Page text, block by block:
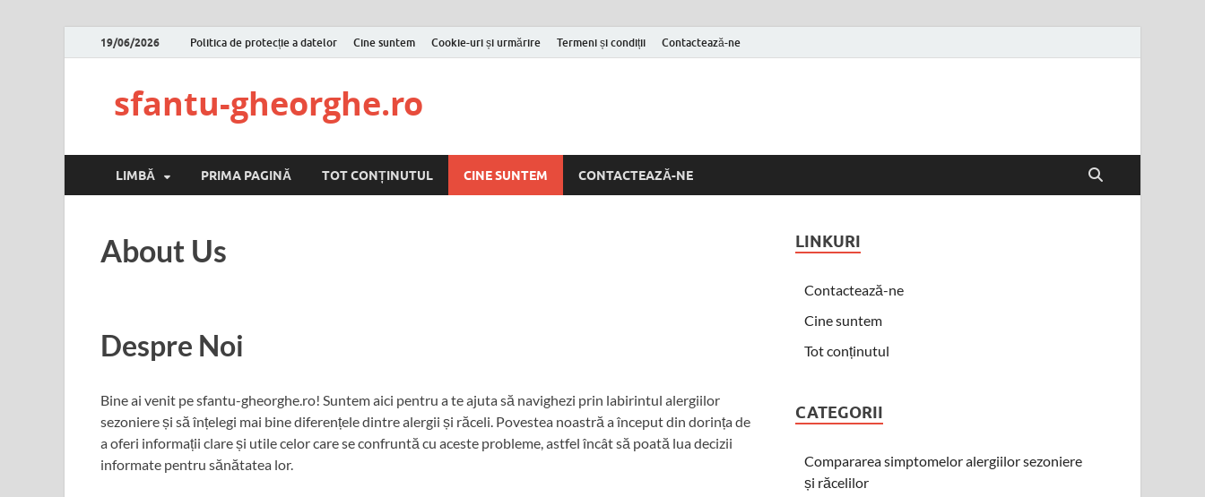
19/06/2026 Politica de protecție a datelor Cine suntem Cookie-uri și urmărire Termeni și condiții Contactează-ne
sfantu-gheorghe.ro
LIMBĂ PRIMA PAGINĂ TOT CONȚINUTUL CINE SUNTEM CONTACTEAZĂ-NE
About Us
Despre Noi
Bine ai venit pe sfantu-gheorghe.ro! Suntem aici pentru a te ajuta să navighezi prin labirintul alergiilor
sezoniere și să înțelegi mai bine diferențele dintre alergii și răceli. Povestea noastră a început din dorința de
a oferi informații clare și utile celor care se confruntă cu aceste probleme, astfel încât să poată lua decizii
informate pentru sănătatea lor.
LINKURI
Contactează-ne
Cine suntem
Tot conținutul
CATEGORII
Compararea simptomelor alergiilor sezoniere
și răcelilor